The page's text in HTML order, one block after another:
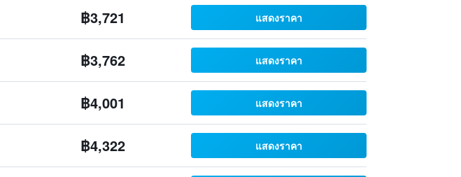
฿3,721 แสดงราคา
฿3,762 แสดงราคา
฿4,001 แสดงราคา
฿4,322 แสดงราคา